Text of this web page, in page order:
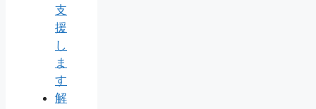
支
援
し
ま
す
解